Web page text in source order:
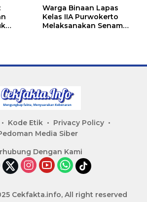
Warga Binaan Lapas
Kelas IIA Purwokerto
Melaksanakan Senam
Kode Etik
Privacy Policy
Media Siber
Dengan Kami
Cekfakta.info, All right reserved